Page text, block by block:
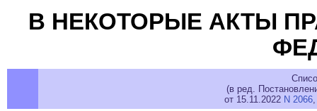
В НЕКОТОРЫЕ АКТЫ
(в ред.
от 15.11.2022 N 2066,